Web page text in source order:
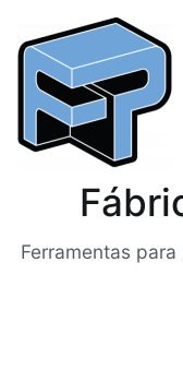
para
conteúdo
Ferramentas